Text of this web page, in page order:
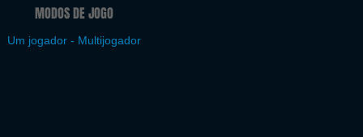
MODOS DE JOGO
Um jogador - Multijogador